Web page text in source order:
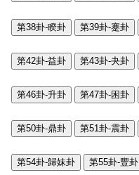
第38卦-睽卦 第39卦-蹇卦
第42卦-益卦 第43卦-夬卦
第46卦-升卦 第47卦-困卦
第50卦-鼎卦 第51卦-震卦
第54卦-歸妹卦 第55卦-豐卦